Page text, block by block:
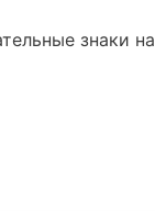
знаки на